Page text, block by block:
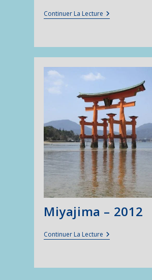
Continuer La LectureMiyajima
Et
2017
Miyajima – 2012
Continuer La LectureMiyajima
–